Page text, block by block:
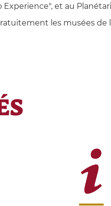
et au
les musées de